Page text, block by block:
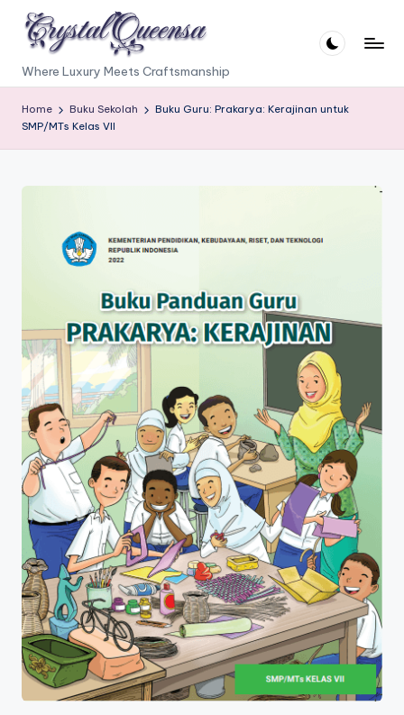
content
C
r
y
t
e
e
n
s
a
Where Luxury Meets Craftsmanship
Home Buku Sekolah
Buku Guru: Prakarya: Kerajinan untuk
SMP/MTs Kelas VII